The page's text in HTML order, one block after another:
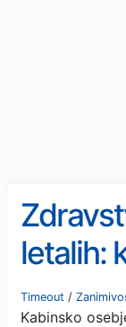
letalih:
je
Timeout /
Kabinsko